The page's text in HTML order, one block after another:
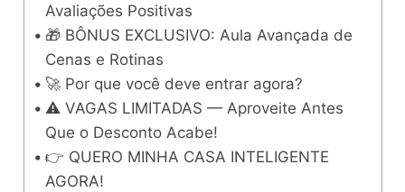
Avaliações Positivas
🎁 BÔNUS EXCLUSIVO: Aula Avançada de
Cenas e Rotinas
🚀 Por que você deve entrar agora?
⚠️ VAGAS LIMITADAS — Aproveite Antes
Que o Desconto Acabe!
👉 QUERO MINHA CASA INTELIGENTE
AGORA!